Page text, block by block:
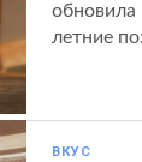
обновила
летние
ВКУС